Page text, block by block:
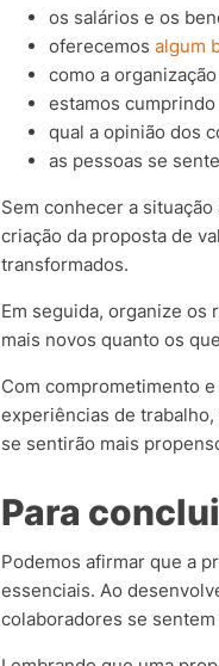
os salários e os
oferecemos algum
como a
estamos
qual a opinião dos
as pessoas se
Sem conhecer a
criação da proposta de
transformados.
Em seguida, organize
mais novos quanto os
Com comprometimento
experiências de
se sentirão mais
Para
Podemos afirmar que a
essenciais. Ao
colaboradores se